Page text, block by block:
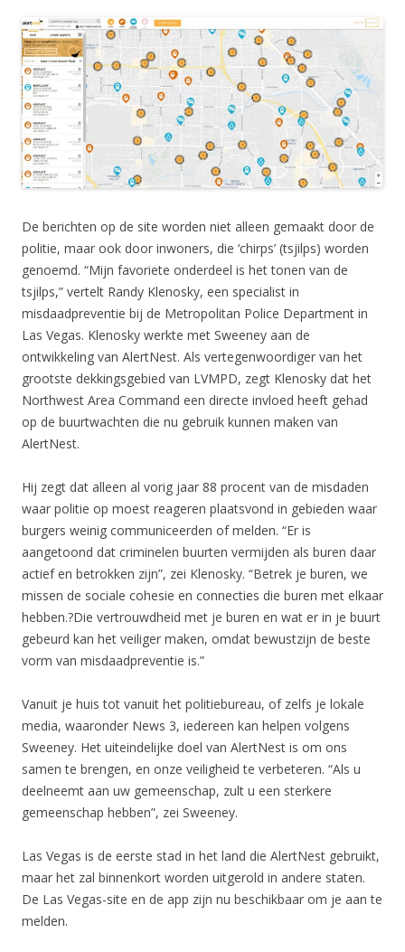
De berichten op de site worden niet alleen gemaakt door de
politie, maar ook door inwoners, die ‘chirps’ (tsjilps) worden
genoemd. “Mijn favoriete onderdeel is het tonen van de
tsjilps,” vertelt Randy Klenosky, een specialist in
misdaadpreventie bij de Metropolitan Police Department in
Las Vegas. Klenosky werkte met Sweeney aan de
ontwikkeling van AlertNest. Als vertegenwoordiger van het
grootste dekkingsgebied van LVMPD, zegt Klenosky dat het
Northwest Area Command een directe invloed heeft gehad
op de buurtwachten die nu gebruik kunnen maken van
AlertNest.
Hij zegt dat alleen al vorig jaar 88 procent van de misdaden
waar politie op moest reageren plaatsvond in gebieden waar
burgers weinig communiceerden of melden. “Er is
aangetoond dat criminelen buurten vermijden als buren daar
actief en betrokken zijn”, zei Klenosky. “Betrek je buren, we
missen de sociale cohesie en connecties die buren met elkaar
hebben.?Die vertrouwdheid met je buren en wat er in je buurt
gebeurd kan het veiliger maken, omdat bewustzijn de beste
vorm van misdaadpreventie is.”
Vanuit je huis tot vanuit het politiebureau, of zelfs je lokale
media, waaronder News 3, iedereen kan helpen volgens
Sweeney. Het uiteindelijke doel van AlertNest is om ons
samen te brengen, en onze veiligheid te verbeteren. “Als u
deelneemt aan uw gemeenschap, zult u een sterkere
gemeenschap hebben”, zei Sweeney.
Las Vegas is de eerste stad in het land die AlertNest gebruikt,
maar het zal binnenkort worden uitgerold in andere staten.
De Las Vegas-site en de app zijn nu beschikbaar om je aan te
melden.